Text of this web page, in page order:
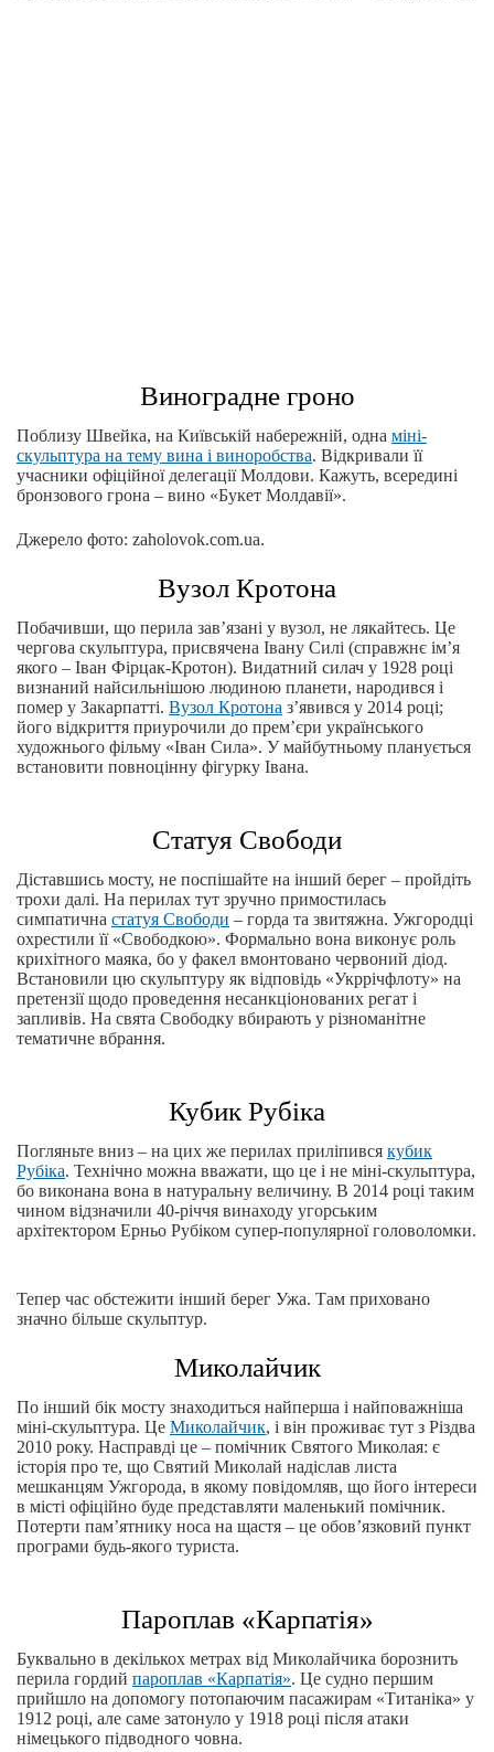
Виноградне гроно
Поблизу Швейка, на Київській набережній, одна міні-
скульптура на тему вина і виноробства. Відкривали її
учасники офіційної делегації Молдови. Кажуть, всередині
бронзового грона – вино «Букет Молдавії».
Джерело фото: zaholovok.com.ua.
Вузол Кротона
Побачивши, що перила зав’язані у вузол, не лякайтесь. Це
чергова скульптура, присвячена Івану Силі (справжнє ім’я
якого – Іван Фірцак-Кротон). Видатний силач у 1928 році
визнаний найсильнішою людиною планети, народився і
помер у Закарпатті. Вузол Кротона з’явився у 2014 році;
його відкриття приурочили до прем’єри українського
художнього фільму «Іван Сила». У майбутньому планується
встановити повноцінну фігурку Івана.
Статуя Свободи
Діставшись мосту, не поспішайте на інший берег – пройдіть
трохи далі. На перилах тут зручно примостилась
симпатична статуя Свободи – горда та звитяжна. Ужгородці
охрестили її «Свободкою». Формально вона виконує роль
крихітного маяка, бо у факел вмонтовано червоний діод.
Встановили цю скульптуру як відповідь «Укррічфлоту» на
претензії щодо проведення несанкціонованих регат і
запливів. На свята Свободку вбирають у різноманітне
тематичне вбрання.
Кубик Рубіка
Погляньте вниз – на цих же перилах приліпився кубик
Рубіка. Технічно можна вважати, що це і не міні-скульптура,
бо виконана вона в натуральну величину. В 2014 році таким
чином відзначили 40-річчя винаходу угорським
архітектором Ерньо Рубіком супер-популярної головоломки.
Тепер час обстежити інший берег Ужа. Там приховано
значно більше скульптур.
Миколайчик
По інший бік мосту знаходиться найперша і найповажніша
міні-скульптура. Це Миколайчик, і він проживає тут з Різдва
2010 року. Насправді це – помічник Святого Миколая: є
історія про те, що Святий Миколай надіслав листа
мешканцям Ужгорода, в якому повідомляв, що його інтереси
в місті офіційно буде представляти маленький помічник.
Потерти пам’ятнику носа на щастя – це обов’язковий пункт
програми будь-якого туриста.
Пароплав «Карпатія»
Буквально в декількох метрах від Миколайчика борознить
перила гордий пароплав «Карпатія». Це судно першим
прийшло на допомогу потопаючим пасажирам «Титаніка» у
1912 році, але саме затонуло у 1918 році після атаки
німецького підводного човна.